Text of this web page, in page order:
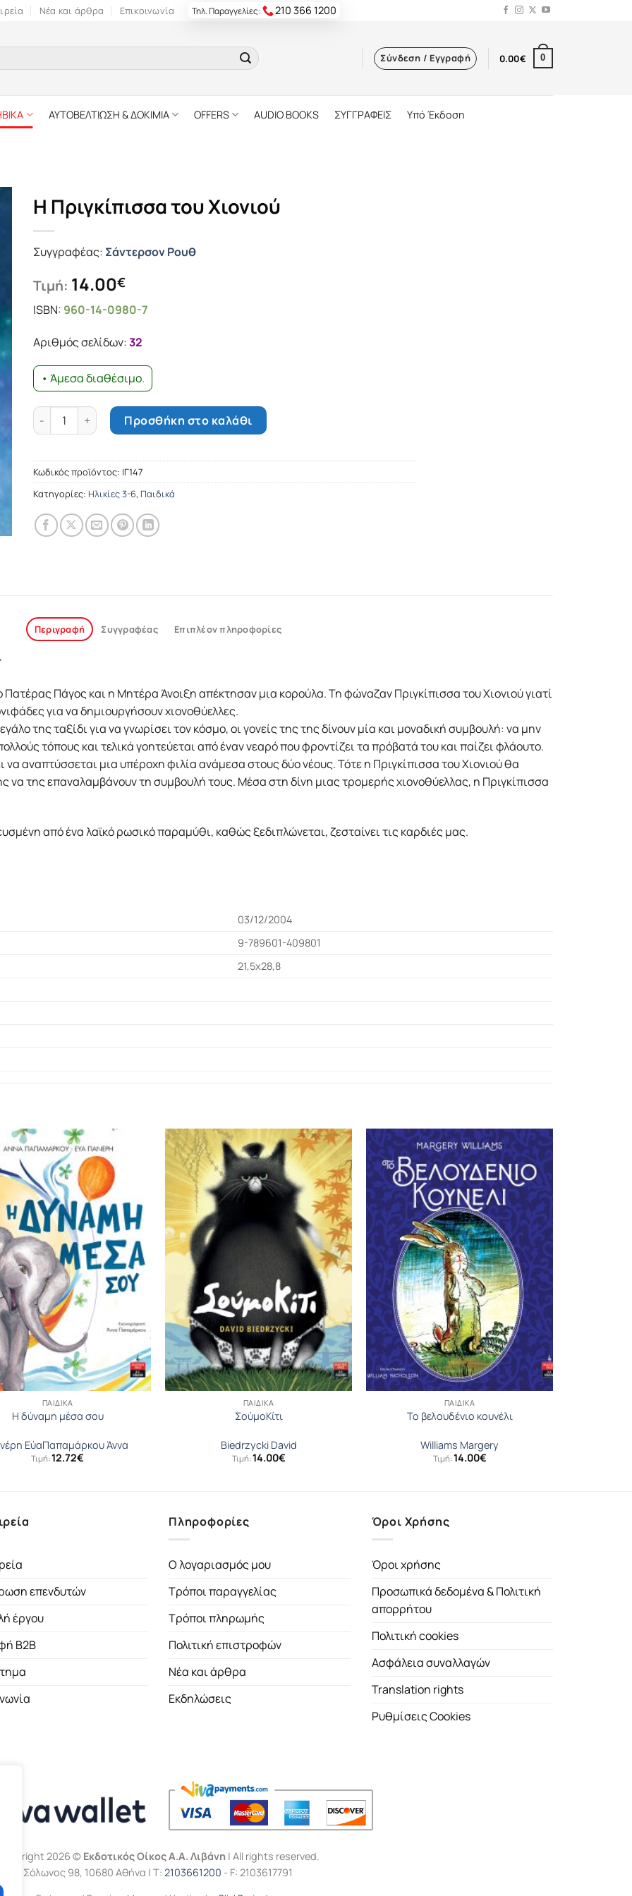
Νέα και άρθρα Επικοινωνία Τηλ. Παραγγελίες: 210 366 1200
Σύνδεση / Εγγραφή 0.00€ 0
ΑΥΤΟΒΕΛΤΙΩΣΗ & ΔΟΚΙΜΙΑ OFFERS AUDIO BOOKS ΣΥΓΓΡΑΦΕΙΣ Υπό Έκδοση
Η Πριγκίπισσα του Χιονιού
Συγγραφέας: Σάντερσον Ρουθ
Τιμή: 14.00€
ISBN: 960-14-0980-7
Αριθμός σελίδων:32
• Άμεσα διαθέσιμο.
Η Πριγκίπισσα του Χιονιού ποσότητα
Προσθήκη στο καλάθι
Κωδικός προϊόντος: ΙΓ147
Κατηγορίες: Ηλικίες 3-6, Παιδικά
Περιγραφή Συγγραφέας Επιπλέον πληροφορίες
Πάγος και η Μητέρα Άνοιξη απέκτησαν μια κορούλα. Τη φώναζαν Πριγκίπισσα του Χιονιού γιατί
για να δημιουργήσουν χιονοθύελλες.
της ταξίδι για να γνωρίσει τον κόσμο, οι γονείς της της δίνουν μία και μοναδική συμβουλή: να μην
τόπους και τελικά γοητεύεται από έναν νεαρό που φροντίζει τα πρόβατά του και παίζει φλάουτο.
να αναπτύσσεται μια υπέροχη φιλία ανάμεσα στους δύο νέους. Τότε η Πριγκίπισσα του Χιονιού θα
να της επαναλαμβάνουν τη συμβουλή τους. Μέσα στη δίνη μιας τρομερής χιονοθύελλας, η Πριγκίπισσα
από ένα λαϊκό ρωσικό παραμύθι, καθώς ξεδιπλώνεται, ζεσταίνει τις καρδιές μας.
03/12/2004
9-789601-409801
21,5x28,8
ΠΑΙΔΙΚΆ
Η δύναμη μέσα σου
ΕύαΠαπαμάρκου Άννα
Τιμή:12.72€
ΠΑΙΔΙΚΆ
ΣούμοΚίτι
Biedrzycki David
Τιμή:14.00€
ΠΑΙΔΙΚΆ
Το βελουδένιο κουνέλι
Williams Margery
Τιμή:14.00€
επενδυτών
έργου
B2B
Πληροφορίες
Ο λογαριασμός μου
Τρόποι παραγγελίας
Τρόποι πληρωμής
Πολιτική επιστροφών
Νέα και άρθρα
Εκδηλώσεις
Όροι Χρήσης
Όροι χρήσης
Προσωπικά δεδομένα & Πολιτική
απορρήτου
Πολιτική cookies
Ασφάλεια συναλλαγών
Translation rights
Ρυθμίσεις Cookies
Copyright 2026 © Εκδοτικός Οίκος Α.Α. Λιβάνη | All rights reserved.
Σόλωνος 98, 10680 Αθήνα | Τ: 2103661200 - F: 2103617791